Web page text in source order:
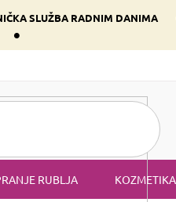
SLUŽBA RADNIM DANIMA
•
RUBLJA KOZMETIKA